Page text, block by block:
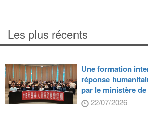
Les plus récents
Une formation
réponse
par le ministère
22/07/2026